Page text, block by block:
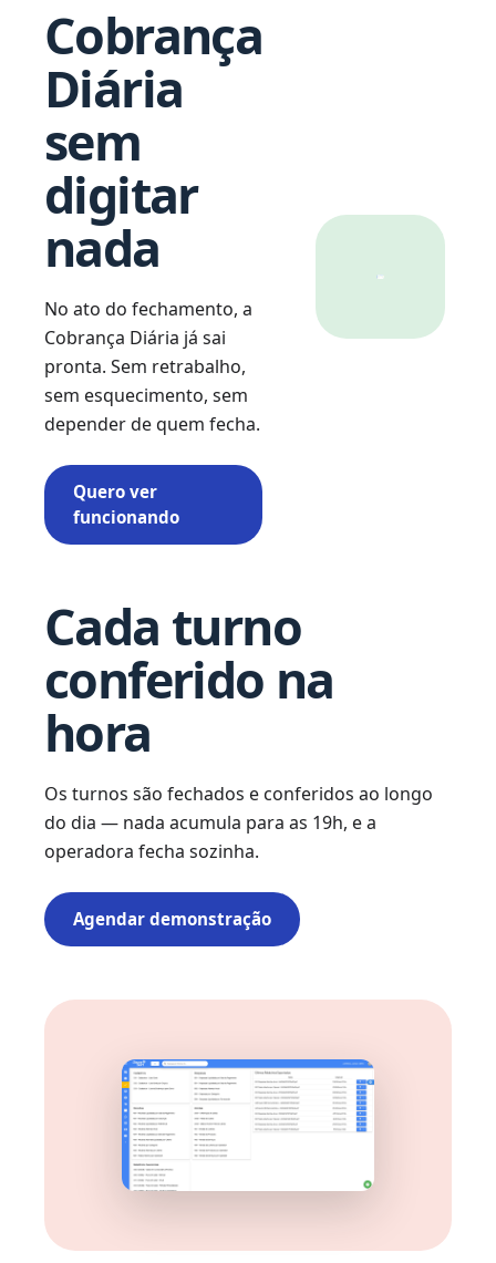
Cobrança
Diária
sem
digitar
nada
No ato do fechamento, a
Cobrança Diária já sai
pronta. Sem retrabalho,
sem esquecimento, sem
depender de quem fecha.
Quero ver
funcionando
Cada turno
conferido na
hora
Os turnos são fechados e conferidos ao longo
do dia — nada acumula para as 19h, e a
operadora fecha sozinha.
Agendar demonstração